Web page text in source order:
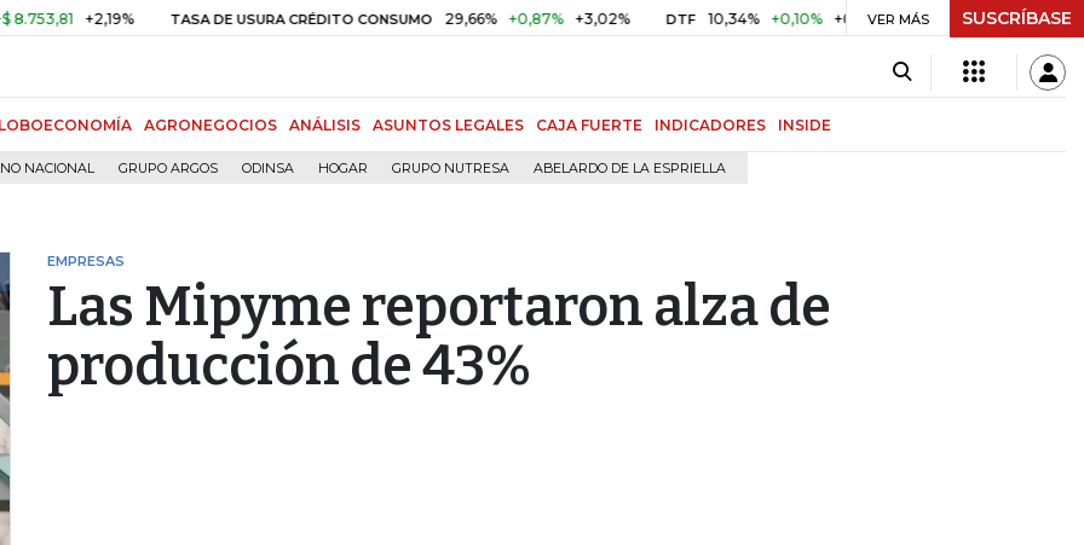
+2,19% TASA DE USURA CRÉDITO CONSUMO 29,66% +0,87% +3,02% DTF 10,34% +0,10% +0,98% UVR $ 416,91 +$ 0,05
VER MÁS SUSCRÍBASE
AGRONEGOCIOS ANÁLISIS ASUNTOS LEGALES CAJA FUERTE INDICADORES INSIDE
NACIONAL GRUPO ARGOS ODINSA HOGAR GRUPO NUTRESA ABELARDO DE LA ESPRIELLA
EMPRESAS
Las Mipyme reportaron alza de
producción de 43%